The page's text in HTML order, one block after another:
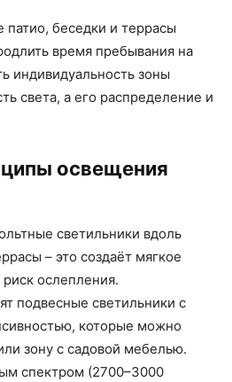
беседки и террасы
время пребывания на
индивидуальность зоны
света, а его распределение и
освещения
светильники вдоль
– это создаёт мягкое
ослепления.
подвесные светильники с
которые можно
зону с садовой мебелью.
спектром (2700–3000